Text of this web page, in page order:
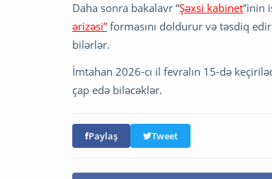
Daha sonra bakalavr “Şəxsi kabinet”inin
ərizəsi” formasını doldurur və təsdiq
bilərlər.
İmtahan 2026-cı il fevralın 15-də
çap edə biləcəklər.
Paylaş Tweet